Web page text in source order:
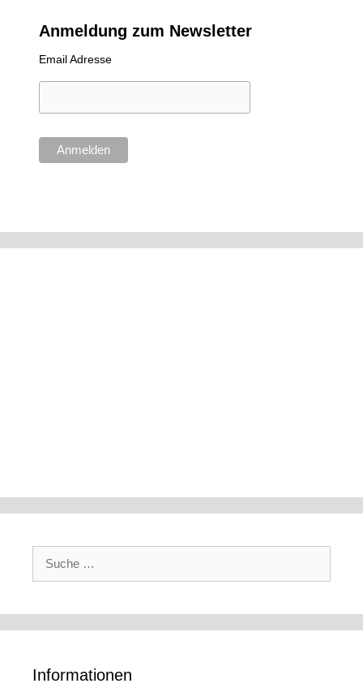
Anmeldung zum Newsletter
Email Adresse
Suche
Informationen